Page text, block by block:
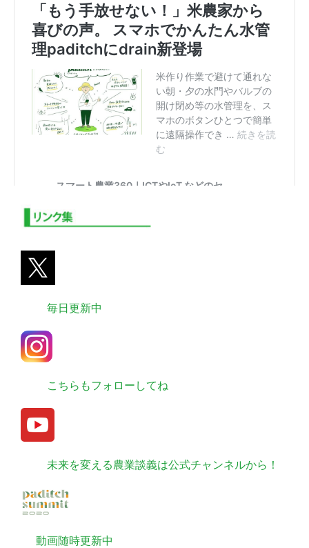
毎日更新中
こちらもフォローしてね
未来を変える農業談義は公式チャンネルから！
動画随時更新中